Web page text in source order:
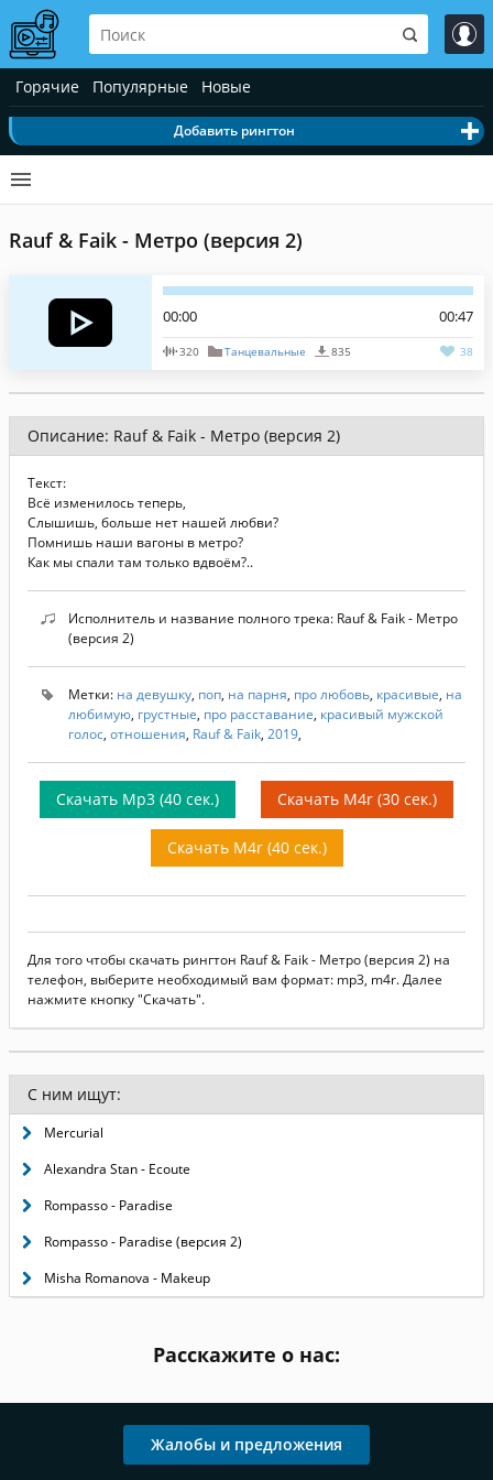
Горячие Популярные Новые
Добавить рингтон
Rauf & Faik - Метро (версия 2)
00:00 00:47
320 Танцевальные 835 38
Описание: Rauf & Faik - Метро (версия 2)
Текст:
Всё изменилось теперь,
Слышишь, больше нет нашей любви?
Помнишь наши вагоны в метро?
Как мы спали там только вдвоём?..
Исполнитель и название полного трека: Rauf & Faik - Метро
(версия 2)
Метки: на девушку, поп, на парня, про любовь, красивые, на
любимую, грустные, про расставание, красивый мужской
голос, отношения, Rauf & Faik, 2019,
Скачать Mp3 (40 сек.) Скачать M4r (30 сек.)
Скачать M4r (40 сек.)
Для того чтобы скачать рингтон Rauf & Faik - Метро (версия 2) на
телефон, выберите необходимый вам формат: mp3, m4r. Далее
нажмите кнопку "Скачать".
С ним ищут:
Mercurial
Alexandra Stan - Ecoute
Rompasso - Paradise
Rompasso - Paradise (версия 2)
Misha Romanova - Makeup
Расскажите о нас:
Жалобы и предложения